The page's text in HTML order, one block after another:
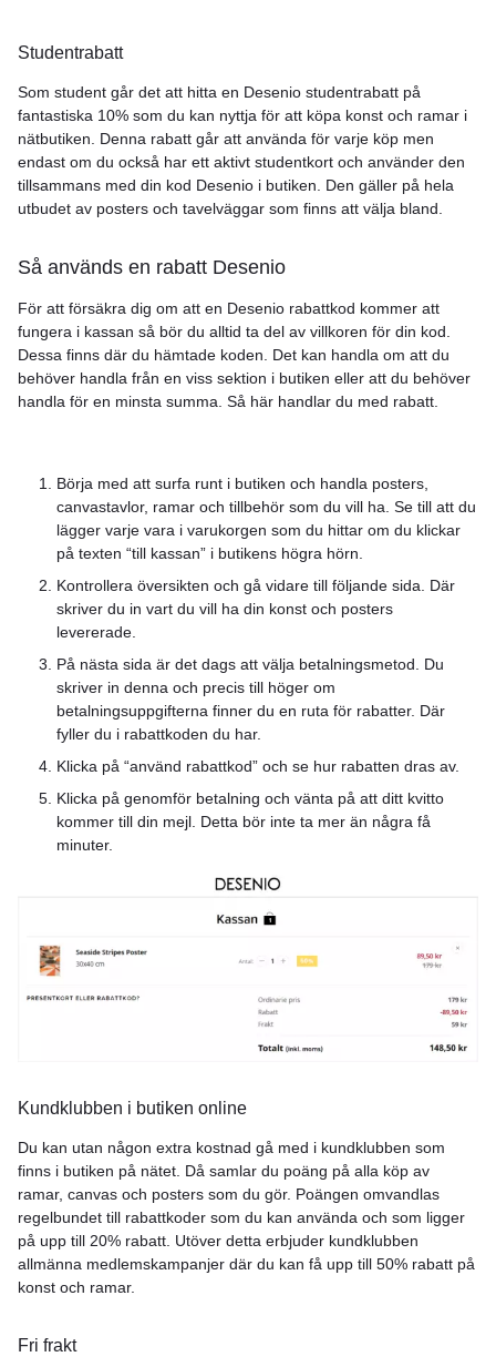
Studentrabatt
Som student går det att hitta en Desenio studentrabatt på
fantastiska 10% som du kan nyttja för att köpa konst och ramar i
nätbutiken. Denna rabatt går att använda för varje köp men
endast om du också har ett aktivt studentkort och använder den
tillsammans med din kod Desenio i butiken. Den gäller på hela
utbudet av posters och tavelväggar som finns att välja bland.
Så används en rabatt Desenio
För att försäkra dig om att en Desenio rabattkod kommer att
fungera i kassan så bör du alltid ta del av villkoren för din kod.
Dessa finns där du hämtade koden. Det kan handla om att du
behöver handla från en viss sektion i butiken eller att du behöver
handla för en minsta summa. Så här handlar du med rabatt.
Börja med att surfa runt i butiken och handla posters,
canvastavlor, ramar och tillbehör som du vill ha. Se till att du
lägger varje vara i varukorgen som du hittar om du klickar
på texten “till kassan” i butikens högra hörn.
Kontrollera översikten och gå vidare till följande sida. Där
skriver du in vart du vill ha din konst och posters
levererade.
På nästa sida är det dags att välja betalningsmetod. Du
skriver in denna och precis till höger om
betalningsuppgifterna finner du en ruta för rabatter. Där
fyller du i rabattkoden du har.
Klicka på “använd rabattkod” och se hur rabatten dras av.
Klicka på genomför betalning och vänta på att ditt kvitto
kommer till din mejl. Detta bör inte ta mer än några få
minuter.
Kundklubben i butiken online
Du kan utan någon extra kostnad gå med i kundklubben som
finns i butiken på nätet. Då samlar du poäng på alla köp av
ramar, canvas och posters som du gör. Poängen omvandlas
regelbundet till rabattkoder som du kan använda och som ligger
på upp till 20% rabatt. Utöver detta erbjuder kundklubben
allmänna medlemskampanjer där du kan få upp till 50% rabatt på
konst och ramar.
Fri frakt